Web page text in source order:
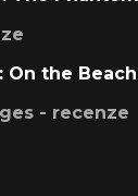
On the
- recenze